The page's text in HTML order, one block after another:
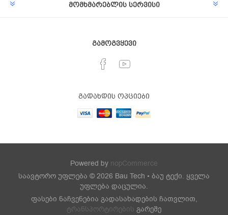
მომხმარებლის სერვისი
გამოგვყევი
გადახდის ოპციები
Powered by nopCommerce
საავტორო უფლება © 2026 Bau Tech • ბაუ ტექი. ყველა
უფლება დაცულია.
ფასები ნაჩვენებია გადასახადების ჩათვლით,
ტრანსპორტირების გარეშე